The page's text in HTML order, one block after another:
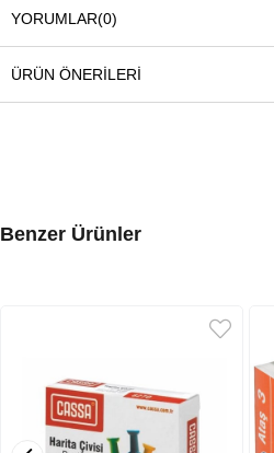
YORUMLAR(0)
ÜRÜN ÖNERILERI
Benzer Ürünler